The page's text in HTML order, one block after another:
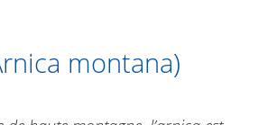
montana)